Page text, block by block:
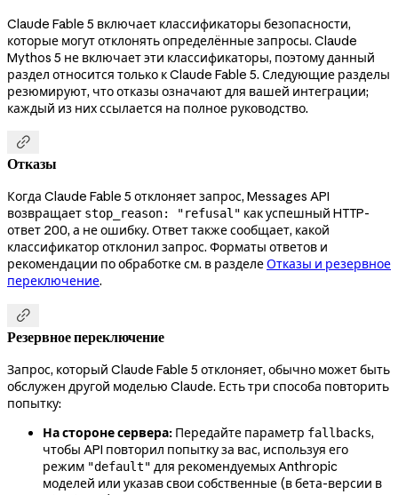
Claude Fable 5 включает классификаторы безопасности,
которые могут отклонять определённые запросы. Claude
Mythos 5 не включает эти классификаторы, поэтому данный
раздел относится только к Claude Fable 5. Следующие разделы
резюмируют, что отказы означают для вашей интеграции;
каждый из них ссылается на полное руководство.

Отказы
Когда Claude Fable 5 отклоняет запрос, Messages API
возвращает stop_reason: "refusal" как успешный HTTP-
ответ 200, а не ошибку. Ответ также сообщает, какой
классификатор отклонил запрос. Форматы ответов и
рекомендации по обработке см. в разделеОтказы и резервное
переключение.

Резервное переключение
Запрос, который Claude Fable 5 отклоняет, обычно может быть
обслужен другой моделью Claude. Есть три способа повторить
попытку:
На стороне сервера: Передайте параметр fallbacks,
чтобы API повторил попытку за вас, используя его
режим "default" для рекомендуемых Anthropic
моделей или указав свои собственные (в бета-версии в